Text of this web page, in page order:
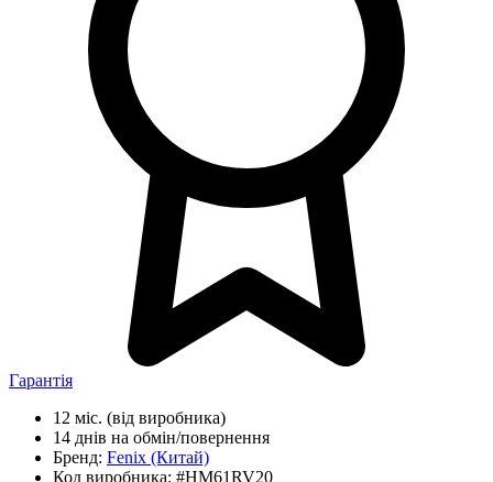
Гарантія
12 міс. (від виробника)
14 днів на обмін/повернення
Бренд: Fenix (Китай)
Код виробника: #HM61RV20